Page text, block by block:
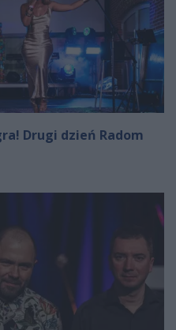
Drugi dzień Radom